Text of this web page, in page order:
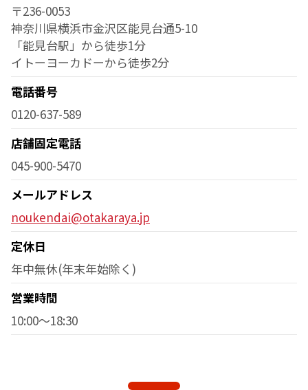
〒236-0053
神奈川県横浜市金沢区能見台通5-10
「能見台駅」から徒歩1分
イトーヨーカドーから徒歩2分
電話番号
0120-637-589
店舗固定電話
045-900-5470
メールアドレス
noukendai@otakaraya.jp
定休日
年中無休(年末年始除く)
営業時間
10:00～18:30